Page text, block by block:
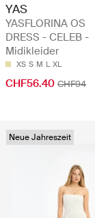
YAS
YASFLORINA OS
DRESS - CELEB -
Midikleider
XS S M L XL
CHF56.40 CHF94
Neue Jahreszeit